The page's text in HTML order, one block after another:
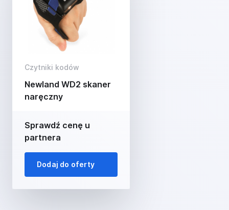
Czytniki kodów
Newland WD2 skaner
naręczny
Sprawdź cenę u
partnera
Dodaj do oferty